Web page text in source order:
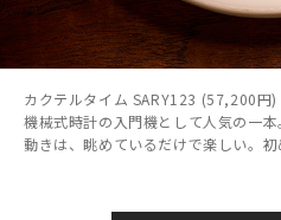
カクテルタイム SARY123 (57,200円)
機械式時計の入門機として人気の一
動きは、眺めているだけで楽しい。初